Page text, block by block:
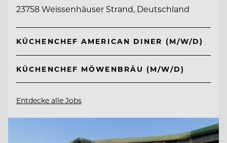
23758 Weissenhäuser Strand, Deutschland
KÜCHENCHEF AMERICAN DINER (M/W/D)
KÜCHENCHEF MÖWENBRÄU (M/W/D)
Entdecke alle Jobs